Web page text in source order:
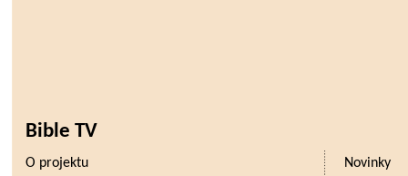
Bible TV
O projektu
Novinky